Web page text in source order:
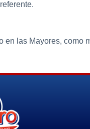
en las Mayores,